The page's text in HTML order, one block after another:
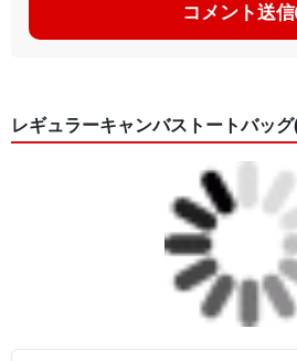
コメント送信
レギュラーキャンバストートバッ